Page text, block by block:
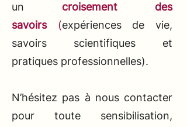
un croisement des
savoirs(expériences de vie,
savoirs scientifiques et
pratiques professionnelles).
N’hésitez pas à nous contacter
pour toute sensibilisation,